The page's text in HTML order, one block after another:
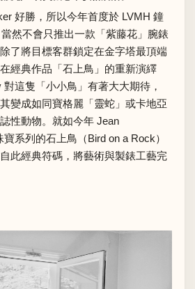
好勝，所以今年首度於 LVMH 鐘
然不會只推出一款「紫藤花」腕錶
了將目標客群鎖定在金字塔最頂端
經典作品「石上鳥」的重新演繹
對這隻「小小鳥」有著大大期待，
變成如同寶格麗「靈蛇」或卡地亞
性動物。就如今年 Jean
系列的石上鳥（Bird on a Rock）
此經典符碼，將藝術與製錶工藝完